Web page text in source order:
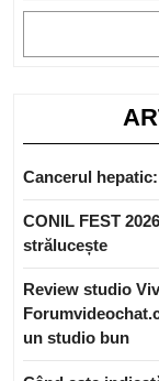
Cancerul
CONIL FEST
strălucește
Review studio
un studio bun